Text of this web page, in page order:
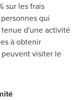
sur les frais
qui
d'une activité
à obtenir
visiter le